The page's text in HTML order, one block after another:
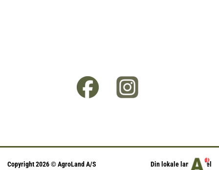
Copyright 2026 © AgroLand A/S Din lokale landhandel
1